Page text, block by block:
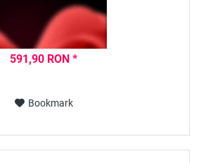
591,90 RON *
Bookmark